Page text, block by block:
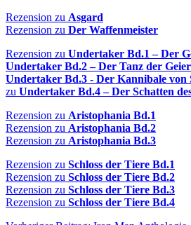
Rezension zu Asgard
Rezension zu Der Waffenmeister
Rezension zu Undertaker Bd.1 – Der
Undertaker Bd.2 – Der Tanz der Geier
Undertaker Bd.3 - Der Kannibale von
zu Undertaker Bd.4 – Der Schatten
Rezension zu Aristophania Bd.1
Rezension zu Aristophania Bd.2
Rezension zu Aristophania Bd.3
Rezension zu Schloss der Tiere Bd.1
Rezension zu Schloss der Tiere Bd.2
Rezension zu Schloss der Tiere Bd.3
Rezension zu Schloss der Tiere Bd.4